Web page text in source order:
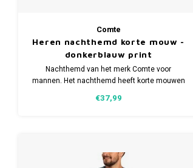
Comte
Heren nachthemd korte mouw -
donkerblauw print
Nachthemd van het merk Comte voor
mannen. Het nachthemd heeft korte mouwen
Gemaakt van 50% katoen en 50% modal.
€37,99